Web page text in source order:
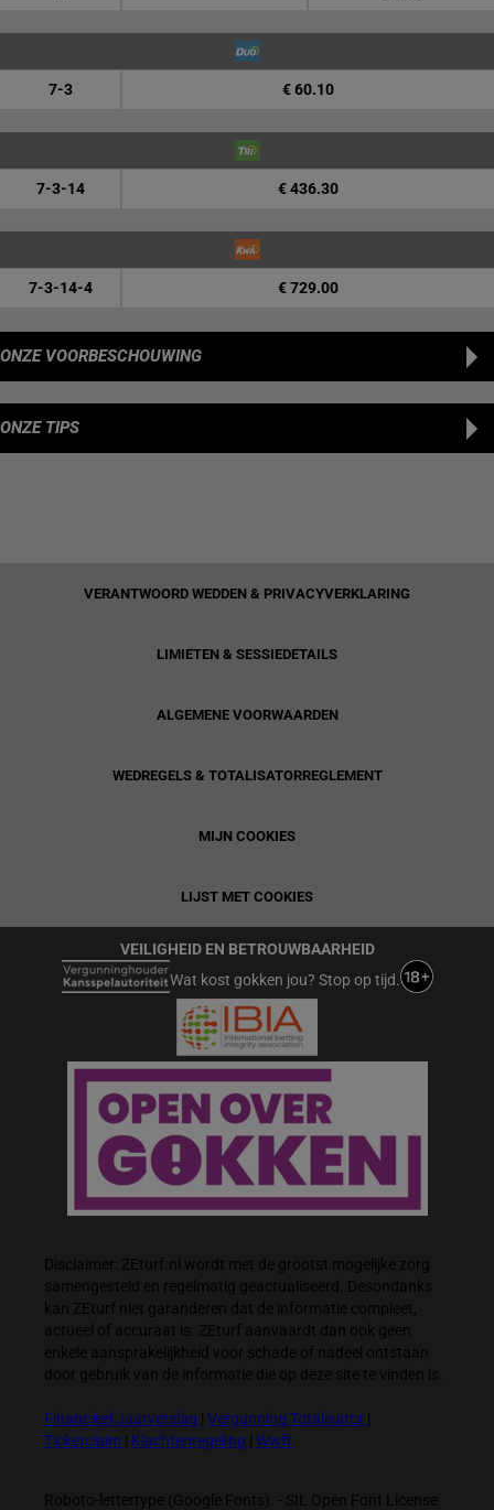
7-3 € 60.10
7-3-14 € 436.30
7-3-14-4 € 729.00
ONZE VOORBESCHOUWING
ONZE TIPS
VERANTWOORD WEDDEN & PRIVACYVERKLARING
LIMIETEN & SESSIEDETAILS
ALGEMENE VOORWAARDEN
WEDREGELS & TOTALISATORREGLEMENT
MIJN COOKIES
LIJST MET COOKIES
VEILIGHEID EN BETROUWBAARHEID
Wat kost gokken jou? Stop op tijd.
Disclaimer: ZEturf.nl wordt met de grootst mogelijke zorg
samengesteld en regelmatig geactualiseerd. Desondanks
kan ZEturf niet garanderen dat de informatie compleet,
actueel of accuraat is. ZEturf aanvaardt dan ook geen
enkele aansprakelijkheid voor schade of nadeel ontstaan
door gebruik van de informatie die op deze site te vinden is.
Financieel Jaarverslag Vergunning Totalisator
Ticketclaim
Klachtenregeling Wwft
Roboto-lettertype (Google Fonts). - SIL Open Font License